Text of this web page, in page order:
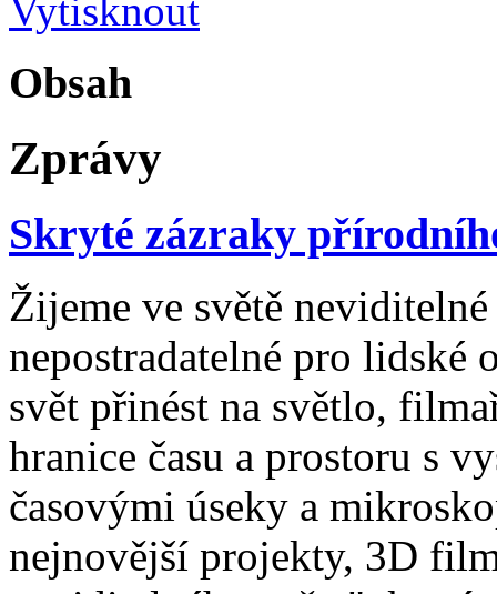
Obsah
Zprávy
Skryté zázraky
Žijeme ve světě
nepostradatelné pro
svět přinést na světlo,
hranice času a prostoru s
časovými úseky a
nejnovější projekty, 3D